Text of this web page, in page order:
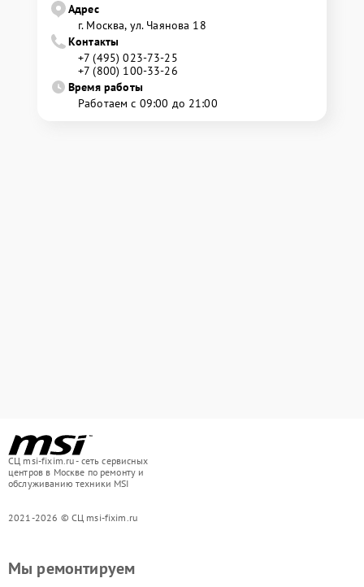
Адрес
г. Москва, ул. Чаянова 18
Контакты
+7 (495) 023-73-25
+7 (800) 100-33-26
Время работы
Работаем с 09:00 до 21:00
СЦ msi-fixim.ru - сеть сервисных
центров в Москве по ремонту и
обслуживанию техники MSI
2021-2026 © СЦ msi-fixim.ru
Мы ремонтируем